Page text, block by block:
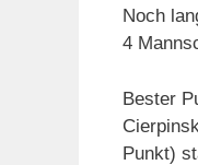
Noch
4
Bester
Punkt)